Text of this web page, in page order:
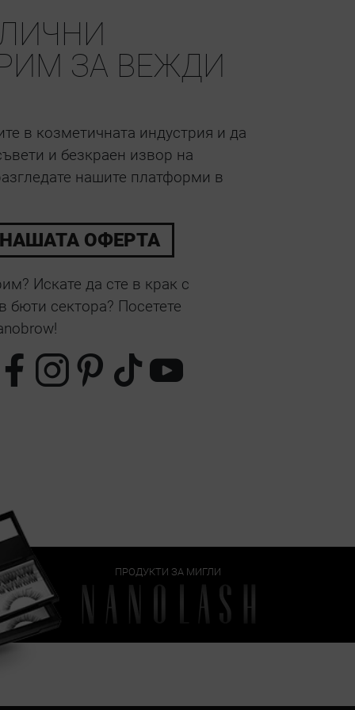
ЗА ВЕЖДИ
в козметичната индустрия и да
и безкраен извор на
нашите платформи в
ОФЕРТА
Искате да сте в крак с
бюти сектора? Посетете
ПРОДУКТИ ЗА МИГЛИ